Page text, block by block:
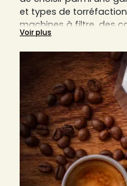
et types de
machines à filtre, des
cafetières piston (aussi
French Press) ou
un composant
Nous vous
bon degré de mouture
un café parfait.
Découvrez ici aussi
artisans locaux de
comme par exemple
Tea&Coffee France,
Trouvez sur
préféré, qu'il soit
Voir plus